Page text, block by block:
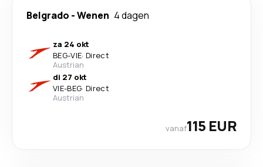
Belgrado -Wenen 4 dagen
za 24 okt
BEG-VIE· Direct
Austrian
di 27 okt
VIE-BEG· Direct
Austrian
vanaf115 EUR